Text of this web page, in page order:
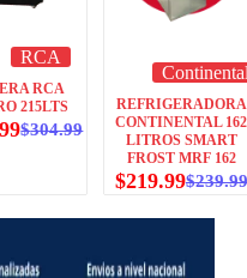
RCA
RCA
215LTS
$304.99
REFRIGERADORA
CONTINENTAL 162
LITROS SMART
FROST MRF 162
$239.99
$219.99